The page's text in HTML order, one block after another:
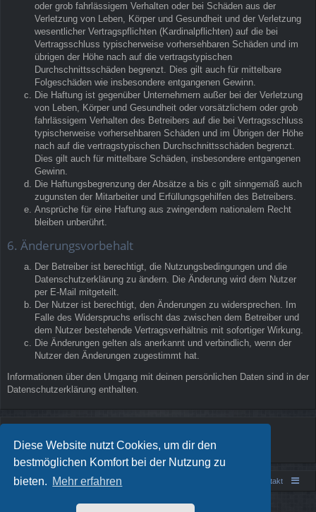
Diese Website nutzt Cookies, um dir den
bestmöglichen Komfort bei der Nutzung zu
bieten. Mehr erfahren
oder grob fahrlässigem Verhalten oder bei Schäden aus der
Verletzung von Leben, Körper und Gesundheit und der Verletzung
wesentlicher Vertragspflichten (Kardinalpflichten) auf die bei
Vertragsschluss typischerweise vorhersehbaren Schäden und im
übrigen der Höhe nach auf die vertragstypischen
Durchschnittsschäden begrenzt. Dies gilt auch für mittelbare
Folgeschäden wie insbesondere entgangenen Gewinn.
Die Haftung ist gegenüber Unternehmern außer bei der Verletzung
von Leben, Körper und Gesundheit oder vorsätzlichem oder grob
fahrlässigem Verhalten des Betreibers auf die bei Vertragsschluss
typischerweise vorhersehbaren Schäden und im Übrigen der Höhe
nach auf die vertragstypischen Durchschnittsschäden begrenzt.
Dies gilt auch für mittelbare Schäden, insbesondere entgangenen
Gewinn.
Die Haftungsbegrenzung der Absätze a bis c gilt sinngemäß auch
zugunsten der Mitarbeiter und Erfüllungsgehilfen des Betreibers.
Ansprüche für eine Haftung aus zwingendem nationalem Recht
bleiben unberührt.
6. Änderungsvorbehalt
Der Betreiber ist berechtigt, die Nutzungsbedingungen und die
Datenschutzerklärung zu ändern. Die Änderung wird dem Nutzer
per E-Mail mitgeteilt.
Der Nutzer ist berechtigt, den Änderungen zu widersprechen. Im
Falle des Widerspruchs erlischt das zwischen dem Betreiber und
dem Nutzer bestehende Vertragsverhältnis mit sofortiger Wirkung.
Die Änderungen gelten als anerkannt und verbindlich, wenn der
Nutzer den Änderungen zugestimmt hat.
Informationen über den Umgang mit deinen persönlichen Daten sind in der
Datenschutzerklärung enthalten.
Portal Foren-Übersicht Kontakt
Powered byphpBB® Forum Software © phpBB Limited